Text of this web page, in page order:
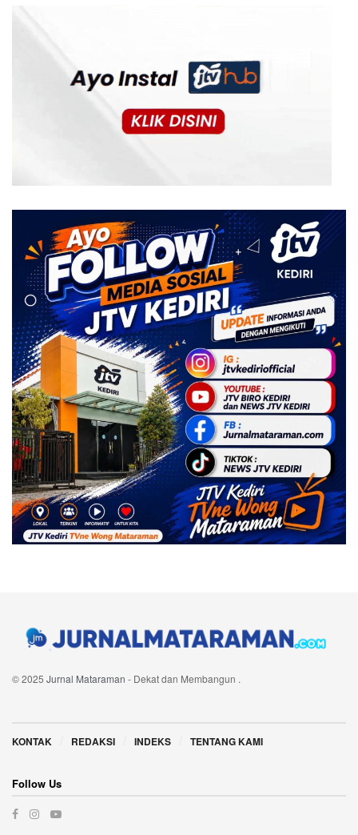
© 2025 Jurnal Mataraman - Dekat dan Membangun .
KONTAK REDAKSI INDEKS TENTANG KAMI
Follow Us